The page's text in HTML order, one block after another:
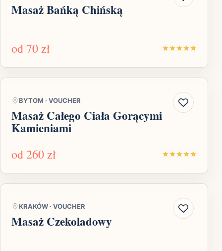
Masaż Bańką Chińską
od70 zł
BYTOM · VOUCHER
Masaż Całego Ciała Gorącymi
Kamieniami
od 260 zł
KRAKÓW · VOUCHER
Masaż Czekoladowy